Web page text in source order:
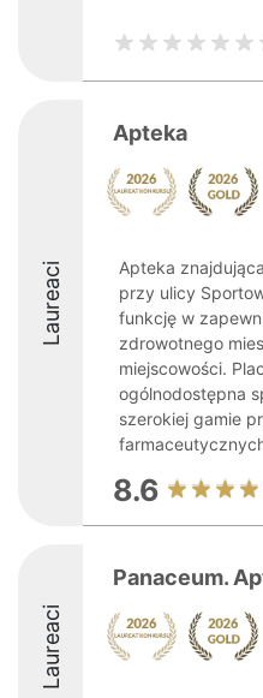
Laureaci
Apteka
Apteka
przy ulicy
funkcję w
zdrowotnego
miejscowości.
ogólnodostępna
szerokiej gamie
8.6
Laureaci
Panaceum.